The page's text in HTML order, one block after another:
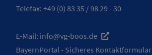
Telefax: +49 (0) 83 35 / 98 29 - 30
E-Mail: info@vg-boos.de
BayernPortal - Sicheres Kontaktformular